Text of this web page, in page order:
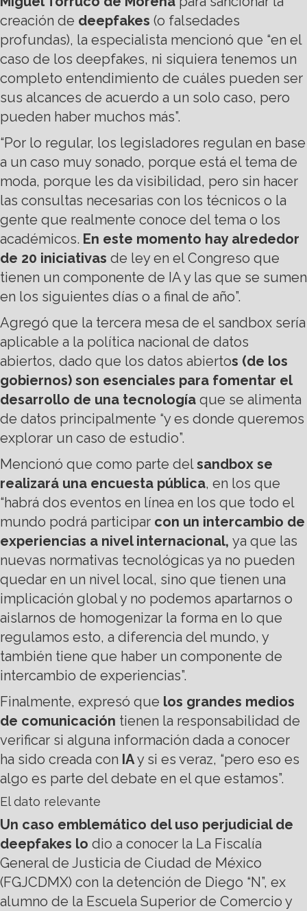
creación de deepfakes (o falsedades
profundas), la especialista mencionó que “en el
caso de los deepfakes, ni siquiera tenemos un
completo entendimiento de cuáles pueden ser
sus alcances de acuerdo a un solo caso, pero
pueden haber muchos más”.
“Por lo regular, los legisladores regulan en base
a un caso muy sonado, porque está el tema de
moda, porque les da visibilidad, pero sin hacer
las consultas necesarias con los técnicos o la
gente que realmente conoce del tema o los
académicos. En este momento hay alrededor
de 20 iniciativas de ley en el Congreso que
tienen un componente de IA y las que se sumen
en los siguientes días o a final de año”.
Agregó que la tercera mesa de el sandbox sería
aplicable a la política nacional de datos
abiertos, dado que los datos abiertos (de los
gobiernos) son esenciales para fomentar el
desarrollo de una tecnología que se alimenta
de datos principalmente “y es donde queremos
explorar un caso de estudio”.
Mencionó que como parte delsandbox se
realizará una encuesta pública, en los que
“habrá dos eventos en línea en los que todo el
mundo podrá participar con un intercambio de
experiencias a nivel internacional, ya que las
nuevas normativas tecnológicas ya no pueden
quedar en un nivel local, sino que tienen una
implicación global y no podemos apartarnos o
aislarnos de homogenizar la forma en lo que
regulamos esto, a diferencia del mundo, y
también tiene que haber un componente de
intercambio de experiencias”.
Finalmente, expresó que los grandes medios
de comunicación tienen la responsabilidad de
verificar si alguna información dada a conocer
ha sido creada con IAy si es veraz, “pero eso es
algo es parte del debate en el que estamos”.
El dato relevante
Un caso emblemático del uso perjudicial de
deepfakes lo dio a conocer la La Fiscalía
General de Justicia de Ciudad de México
(FGJCDMX) con la detención de Diego “N”, ex
alumno de la Escuela Superior de Comercio y